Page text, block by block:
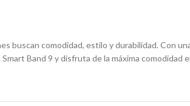
buscan comodidad, estilo y durabilidad. Con
Band 9 y disfruta de la máxima comodidad